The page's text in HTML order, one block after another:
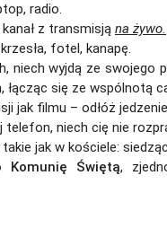
radio.
z transmisją na żywo.
fotel, kanapę.
niech wyjdą ze swojego
się ze wspólnotą
jak filmu – odłóż
telefon, niech cię nie
jak w kościele:
Komunię Świętą,